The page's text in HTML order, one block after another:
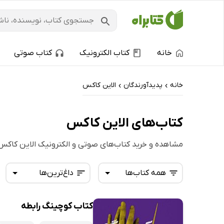
خانه کتاب الکترونیک کتاب صوتی
خانه › پدیدآورندگان › الاین کاکس
کتاب‌های الاین کاکس
مشاهده و خرید کتاب‌های صوتی و الکترونیک الاین
داغ‌ترین‌ها
تازه‌ها
همه کتاب‌ها
همه کتاب‌ها
کتاب کوچینگ رابطه